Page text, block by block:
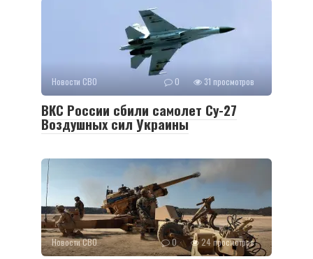
Новости СВО 0 31 просмотров
ВКС России сбили самолет Су-27
Воздушных сил Украины
Новости СВО 0 24 просмотров